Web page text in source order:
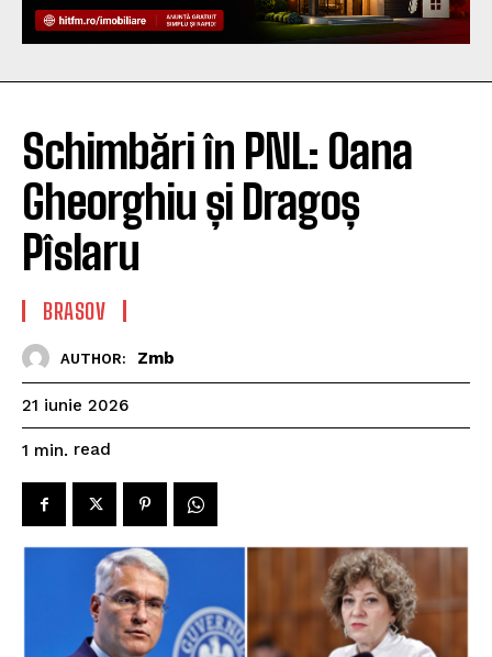
Schimbări în PNL: Oana
Gheorghiu și Dragoș
Pîslaru
BRASOV
AUTHOR: Zmb
21 iunie 2026
1 min. read